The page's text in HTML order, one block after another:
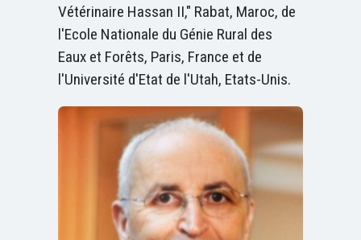
Vétérinaire Hassan II," Rabat, Maroc, de
l'Ecole Nationale du Génie Rural des
Eaux et Forêts, Paris, France et de
l'Université d'Etat de l'Utah, Etats-Unis.